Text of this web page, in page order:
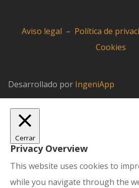
Aviso legal – Política de
Cookies
Desarrollado por IngeniApp
Cerrar
Privacy Overview
This website uses cookies to
while you navigate through the